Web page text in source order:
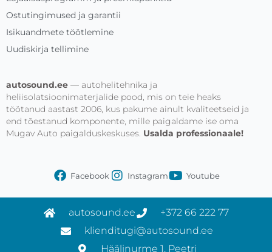
Ostutingimused ja garantii
Isikuandmete töötlemine
Uudiskirja tellimine
autosound.ee — autohelitehnika ja
heliisolatsioonimaterjalide pood, mis on teie heaks
töötanud aastast 2006, kus pakume ainult kvaliteetseid ja
end tõestanud komponente, mille paigaldame ise oma
Mugav Auto paigalduskeskuses. Usalda professionaale!
Facebook Instagram Youtube
autosound.ee
+372 66 222 77
klienditugi@autosound.ee
Häälinurme 1, Peetri